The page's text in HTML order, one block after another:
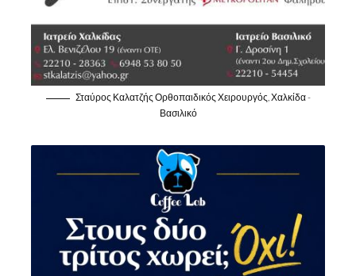
Σταύρος Καλατζής Ορθοπαιδικός Χειρουργός, Χαλκίδα -
Βασιλικό